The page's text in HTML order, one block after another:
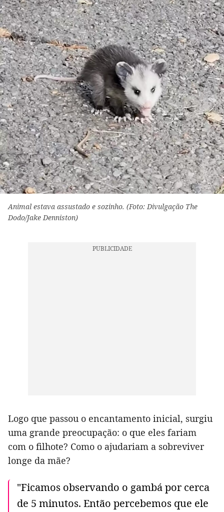
Animal estava assustado e sozinho. (Foto: Divulgação The
Dodo/Jake Denniston)
Logo que passou o encantamento inicial, surgiu
uma grande preocupação: o que eles fariam
com o filhote? Como o ajudariam a sobreviver
longe da mãe?
"Ficamos observando o gambá por cerca
de 5 minutos. Então percebemos que ele